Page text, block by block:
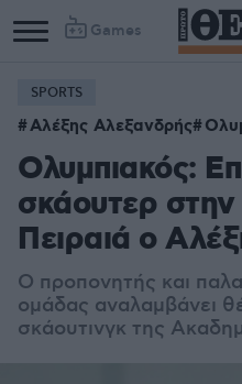
Games
SPORTS
Αλέξης Αλεξανδρής
Ολυμπιακός:
σκάουτερ
Πειραιά ο
Ο προπονητής και
ομάδας αναλαμβάνει
σκάουτινγκ της